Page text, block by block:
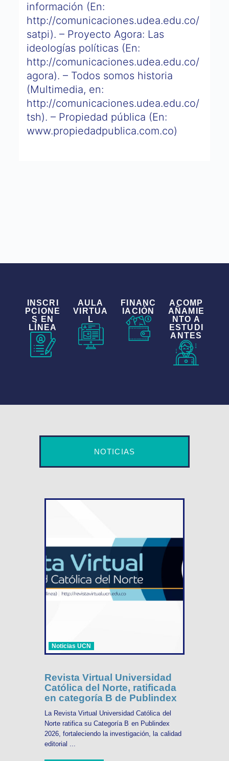
información (En:
http://comunicaciones.udea.edu.co/
satpi). – Proyecto Agora: Las
ideologías políticas (En:
http://comunicaciones.udea.edu.co/
agora). – Todos somos historia
(Multimedia, en:
http://comunicaciones.udea.edu.co/
tsh). – Propiedad pública (En:
www.propiedadpublica.com.co)
INSCRI
PCIONE
S EN
LÍNEA
AULA
VIRTUA
L
FINANC
IACIÓN
ACOMP
AÑAMIE
NTO A
ESTUDI
ANTES
NOTICIAS
Noticias UCN
Revista Virtual Universidad
Católica del Norte, ratificada
en categoría B de Publindex
La Revista Virtual Universidad Católica del
Norte ratifica su Categoría B en Publindex
2026, fortaleciendo la investigación, la calidad
editorial ...